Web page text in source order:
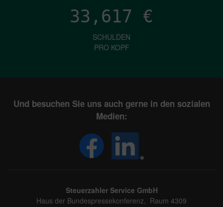
33,617 €
SCHULDEN
PRO KOPF
Und besuchen Sie uns auch gerne in den sozialen
Medien:
Steuerzahler Service GmbH
Haus der Bundespressekonferenz, Raum 4309